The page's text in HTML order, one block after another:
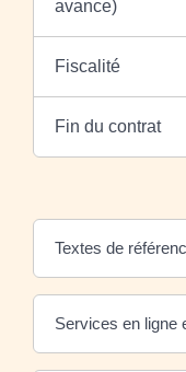
avance)
Fiscalité
Fin du contrat
Textes de
Services en ligne